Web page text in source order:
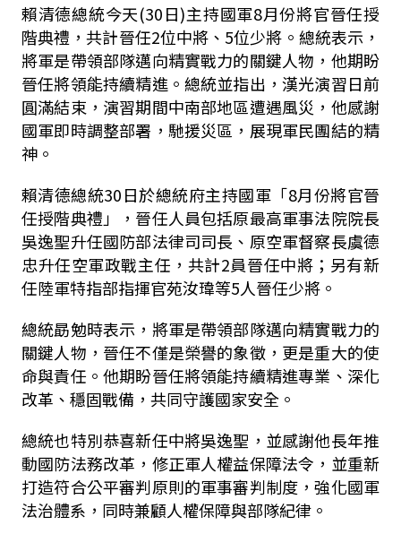
賴清德總統今天(30日)主持國軍8月份將官晉任授
階典禮，共計晉任2位中將、 5位少將。總統表示，
將軍是帶領部隊邁向精實戰力的關鍵人物，他期盼
晉任將領能持續精進。總統並指出，漢光演習日前
圓滿結束，演習期間中南部地區遭遇風災，他感謝
國軍即時調整部署，馳援災區，展現軍民團結的精
神。
賴清德總統30日於總統府主持國軍「8月份將官晉
任授階典禮」，晉任人員包括原最高軍事法院院長
吳逸聖升任國防部法律司司長、原空軍督察長虞德
忠升任空軍政戰主任，共計2員晉任中將；另有新
任陸軍特指部指揮官苑汝瑋等5人晉任少將。
總統勗勉時表示，將軍是帶領部隊邁向精實戰力的
關鍵人物，晉任不僅是榮譽的象徵，更是重大的使
命與責任。他期盼晉任將領能持續精進專業、深化
改革、穩固戰備，共同守護國家安全。
總統也特別恭喜新任中將吳逸聖，並感謝他長年推
動國防法務改革，修正軍人權益保障法令，並重新
打造符合公平審判原則的軍事審判制度，強化國軍
法治體系，同時兼顧人權保障與部隊紀律。